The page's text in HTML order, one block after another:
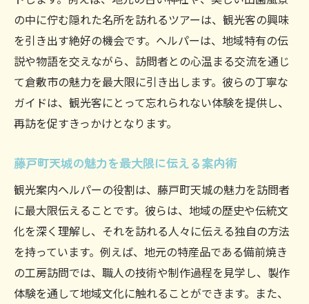
の中に佇む隠れた名所を訪れるツアーは、観光客の興味
を引き出す絶好の機会です。ヘルパーは、地域特有の伝
説や物語を交えながら、訪問者との心温まる交流を通じ
て倉敷市の魅力を最大限に引き出します。彼らの丁寧な
ガイドは、観光客にとって忘れられない体験を提供し、
再訪を促すきっかけとなります。
藤戸町天城の魅力を最大限に伝える案内術
観光案内ヘルパーの役割は、藤戸町天城の魅力を訪問者
に最大限伝えることです。彼らは、地域の歴史や伝統文
化を深く理解し、それを訪れる人々に伝える独自の方法
を持っています。例えば、地元の特産品である備前焼き
の工房訪問では、職人の技術や制作過程を見学し、製作
体験を通して地域文化に触れることができます。また、